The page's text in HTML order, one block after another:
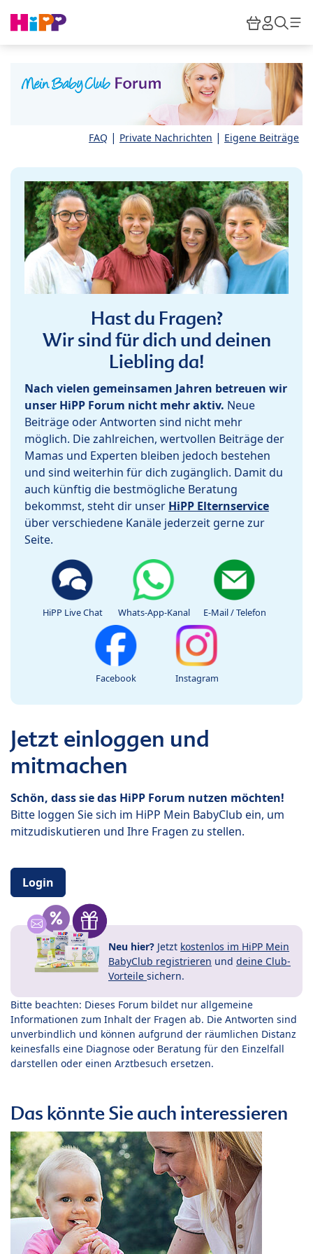
HiPP
FAQ | Private Nachrichten | Eigene Beiträge
Hast du Fragen?
Wir sind für dich und deinen
Liebling da!
Nach vielen gemeinsamen Jahren betreuen wir
unser HiPP Forum nicht mehr aktiv. Neue
Beiträge oder Antworten sind nicht mehr
möglich. Die zahlreichen, wertvollen Beiträge der
Mamas und Experten bleiben jedoch bestehen
und sind weiterhin für dich zugänglich. Damit du
auch künftig die bestmögliche Beratung
bekommst, steht dir unser HiPP Elternservice
über verschiedene Kanäle jederzeit gerne zur
Seite.
HiPP Live Chat Whats-App-Kanal E-Mail / Telefon
Facebook Instagram
Jetzt einloggen und
mitmachen
Schön, dass sie das HiPP Forum nutzen möchten!
Bitte loggen Sie sich im HiPP Mein BabyClub ein, um
mitzudiskutieren und Ihre Fragen zu stellen.
Login
Neu hier? Jetzt kostenlos im HiPP Mein
BabyClub registrieren und deine Club-
Vorteile sichern.
Bitte beachten: Dieses Forum bildet nur allgemeine
Informationen zum Inhalt der Fragen ab. Die Antworten sind
unverbindlich und können aufgrund der räumlichen Distanz
keinesfalls eine Diagnose oder Beratung für den Einzelfall
darstellen oder einen Arztbesuch ersetzen.
Das könnte Sie auch interessieren